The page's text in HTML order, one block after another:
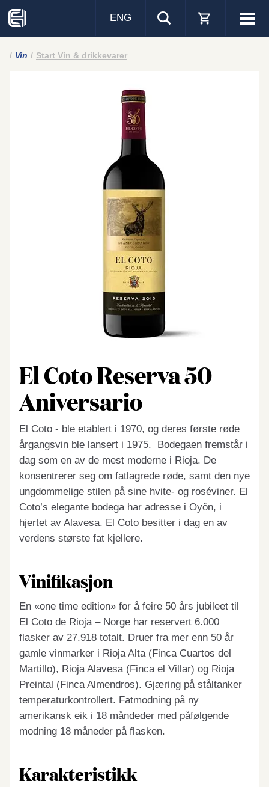
Visa
ENG
Vin Start Vin & drikkevarer
El Coto Reserva 50
Aniversario
El Coto - ble etablert i 1970, og deres første røde
årgangsvin ble lansert i 1975. Bodegaen fremstår i
dag som en av de mest moderne i Rioja. De
konsentrerer seg om fatlagrede røde, samt den nye
ungdommelige stilen på sine hvite- og roséviner. El
Coto’s elegante bodega har adresse i Oyõn, i
hjertet av Alavesa. El Coto besitter i dag en av
verdens største fat kjellere.
Vinifikasjon
En «one time edition» for å feire 50 års jubileet til
El Coto de Rioja – Norge har reservert 6.000
flasker av 27.918 totalt. Druer fra mer enn 50 år
gamle vinmarker i Rioja Alta (Finca Cuartos del
Martillo), Rioja Alavesa (Finca el Villar) og Rioja
Preintal (Finca Almendros). Gjæring på ståltanker
temperaturkontrollert. Fatmodning på ny
amerikansk eik i 18 måndeder med påfølgende
modning 18 måneder på flasken.
Karakteristikk